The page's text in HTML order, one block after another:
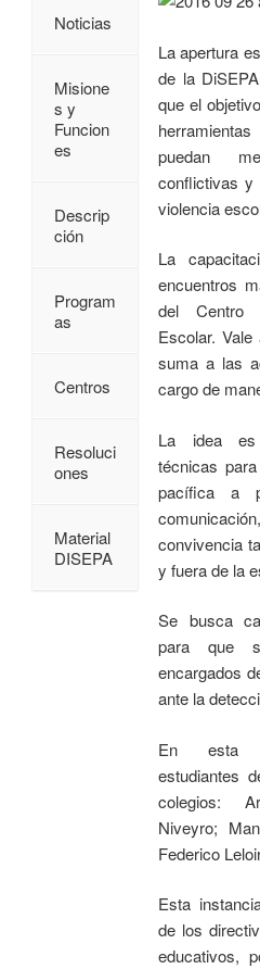
La apertura
de la
que el
puedan
conflictivas y
violencia
La
encuentros
del Centro
Escolar.
suma a las
cargo de
La idea es
técnicas
pacífica a
convivencia
y fuera de la
Se busca
para que
encargados
ante la
En esta
estudiantes
colegios:
Niveyro;
Federico
Esta
de los
educativos,
Noticias
Misione
s y
Funcion
es
Descrip
ción
Program
as
Centros
Resoluci
ones
Material
DISEPA